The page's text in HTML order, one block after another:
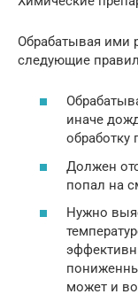
Обрабатывая ими
следующие
иначе
обработку
Должен
попал на
Нужно
может и